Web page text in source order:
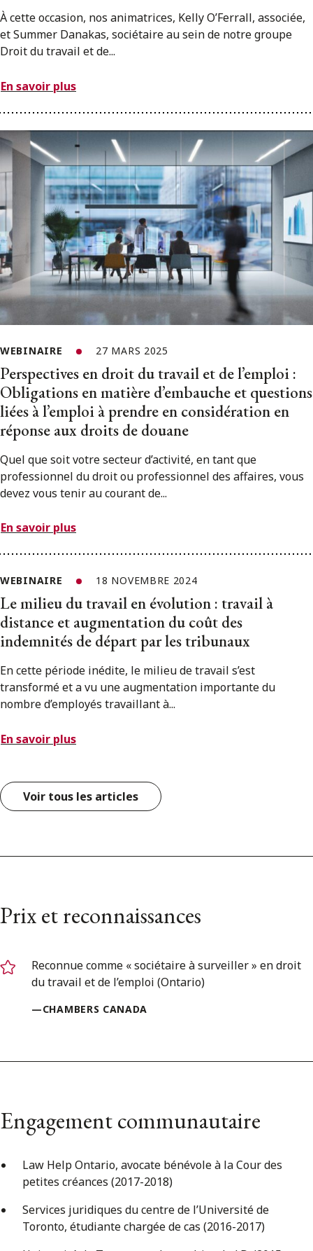
À cette occasion, nos animatrices, Kelly O’Ferrall, associée,
et Summer Danakas, sociétaire au sein de notre groupe
Droit du travail et de...
En savoir plus
WEBINAIRE 27 MARS 2025
Perspectives en droit du travail et de l’emploi :
Obligations en matière d’embauche et questions
liées à l’emploi à prendre en considération en
réponse aux droits de douane
Quel que soit votre secteur d’activité, en tant que
professionnel du droit ou professionnel des affaires, vous
devez vous tenir au courant de...
En savoir plus
WEBINAIRE 18 NOVEMBRE 2024
Le milieu du travail en évolution : travail à
distance et augmentation du coût des
indemnités de départ par les tribunaux
En cette période inédite, le milieu de travail s’est
transformé et a vu une augmentation importante du
nombre d’employés travaillant à...
En savoir plus
Voir tous les articles
Prix et reconnaissances
Reconnue comme « sociétaire à surveiller » en droit
du travail et de l’emploi (Ontario)
—CHAMBERS CANADA
Engagement communautaire
Law Help Ontario, avocate bénévole à la Cour des
petites créances (2017-2018)
Services juridiques du centre de l’Université de
Toronto, étudiante chargée de cas (2016-2017)